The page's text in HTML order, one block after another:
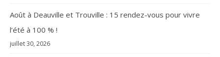
Août à Deauville et Trouville : 15 rendez-vous pour vivre
l’été à 100 % !
juillet 30, 2026